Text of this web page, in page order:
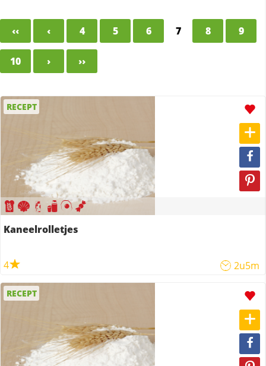
‹‹ ‹ 4 5 6 7 8 9
10 › ››
RECEPT
Kaneelrolletjes
4 2u5m
RECEPT